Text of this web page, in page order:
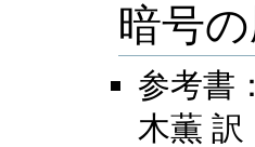
暗号
参考書
木薫 訳